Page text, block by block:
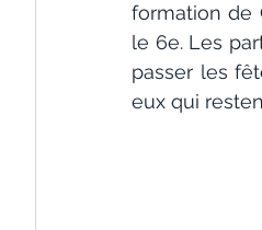
formation de
le 6e. Les
passer les
eux qui